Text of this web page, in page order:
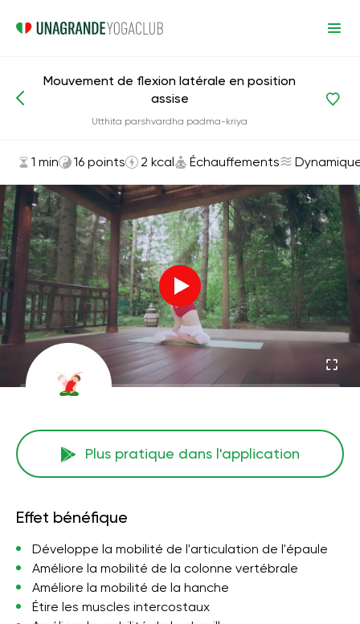
Échauffements
Mouvement de flexion latérale en position
assise
Utthita parshvardha padma-kriya
1 min 16 points 2 kcal Échauffements
Plus pratique dans l'application
Effet bénéfique
Développe la mobilité de l'articulation de l'épaule
Améliore la mobilité de la colonne vertébrale
Améliore la mobilité de la hanche
Étire les muscles intercostaux